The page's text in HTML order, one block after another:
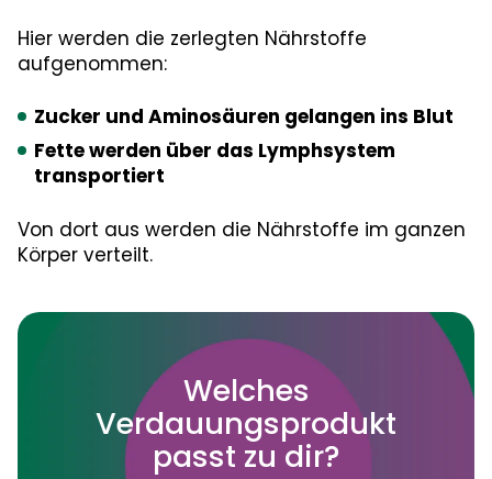
Hier werden die zerlegten Nährstoffe
aufgenommen:
Zucker und Aminosäuren gelangen ins Blut
Fette werden über das Lymphsystem
transportiert
Von dort aus werden die Nährstoffe im ganzen
Körper verteilt.
Welches
Verdauungsprodukt
passt zu dir?